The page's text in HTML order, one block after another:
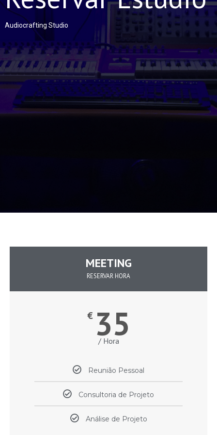
Audiocrafting Studio
MEETING
RESERVAR HORA
€ 35
/ Hora
Reunião Pessoal
Consultoria de Projeto
Análise de Projeto